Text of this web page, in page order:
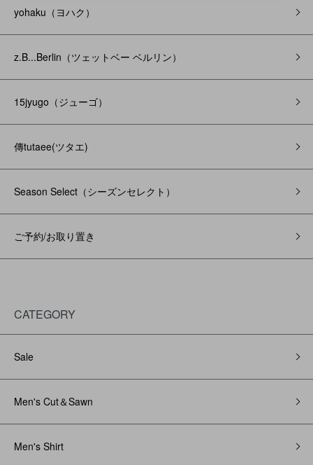
yohaku（ヨハク）
z.B...Berlin（ツェットベー ベルリン）
15jyugo（ジューゴ）
傳tutaee(ツタエ)
Season Select（シーズンセレクト）
ご予約/お取り置き
CATEGORY
Sale
Men's Cut＆Sawn
Men's Shirt